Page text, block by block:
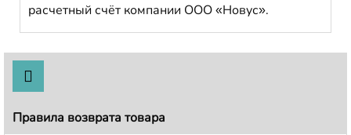
расчетный счёт компании ООО «Новус».
Правила возврата товара